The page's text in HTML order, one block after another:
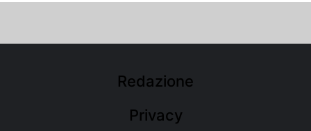
Redazione
Privacy